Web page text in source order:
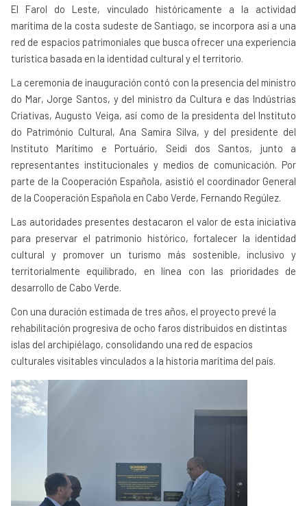
El Farol do Leste, vinculado históricamente a la actividad
marítima de la costa sudeste de Santiago, se incorpora así a una
red de espacios patrimoniales que busca ofrecer una experiencia
turística basada en la identidad cultural y el territorio.
La ceremonia de inauguración contó con la presencia del ministro
do Mar, Jorge Santos, y del ministro da Cultura e das Indústrias
Criativas, Augusto Veiga, así como de la presidenta del Instituto
do Património Cultural, Ana Samira Silva, y del presidente del
Instituto Marítimo e Portuário, Seidi dos Santos, junto a
representantes institucionales y medios de comunicación. Por
parte de la Cooperación Española, asistió el coordinador General
de la Cooperación Española en Cabo Verde, Fernando Regúlez.
Las autoridades presentes destacaron el valor de esta iniciativa
para preservar el patrimonio histórico, fortalecer la identidad
cultural y promover un turismo más sostenible, inclusivo y
territorialmente equilibrado, en línea con las prioridades de
desarrollo de Cabo Verde.
Con una duración estimada de tres años, el proyecto prevé la
rehabilitación progresiva de ocho faros distribuidos en distintas
islas del archipiélago, consolidando una red de espacios
culturales visitables vinculados a la historia marítima del país.